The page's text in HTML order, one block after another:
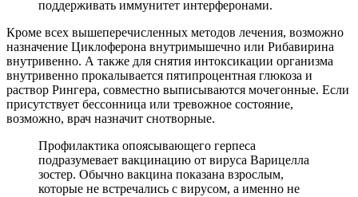
поддерживать иммунитет интерферонами.
Кроме всех вышеперечисленных методов лечения, возможно
назначение Циклоферона внутримышечно или Рибавирина
внутривенно. А также для снятия интоксикации организма
внутривенно прокалывается пятипроцентная глюкоза и
раствор Рингера, совместно выписываются мочегонные. Если
присутствует бессонница или тревожное состояние,
возможно, врач назначит снотворные.
Профилактика опоясывающего герпеса
подразумевает вакцинацию от вируса Варицелла
зостер. Обычно вакцина показана взрослым,
которые не встречались с вирусом, а именно не